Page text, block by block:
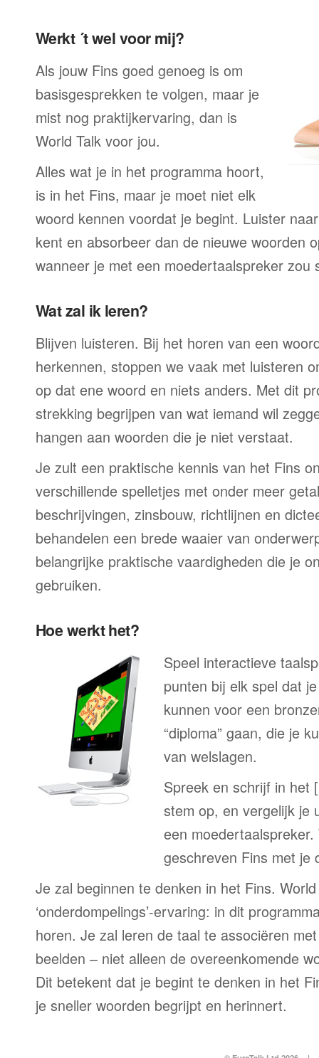
Werkt ´t wel voor mij?
Als jouw Fins goed genoeg is om
basisgesprekken te volgen, maar je
mist nog praktijkervaring, dan is
World Talk voor jou.
Alles wat je in het programma hoort,
is in het Fins, maar je moet niet elk
woord kennen voordat je begint. Luister
kent en absorbeer dan de nieuwe woorden
wanneer je met een moedertaalspreker zou
Wat zal ik leren?
Blijven luisteren. Bij het horen van een
herkennen, stoppen we vaak met luisteren
op dat ene woord en niets anders. Met dit
strekking begrijpen van wat iemand wil
hangen aan woorden die je niet verstaat.
Je zult een praktische kennis van het Fins
verschillende spelletjes met onder meer
beschrijvingen, zinsbouw, richtlijnen en
behandelen een brede waaier van
belangrijke praktische vaardigheden die je
gebruiken.
Hoe werkt het?
Speel interactieve
punten bij elk spel dat
kunnen voor een
“diploma” gaan, die je
van welslagen.
Spreek en schrijf in het
stem op, en vergelijk je
een
geschreven Fins met je
Je zal beginnen te denken in het Fins.
‘onderdompelings’-ervaring: in dit
horen. Je zal leren de taal te associëren
beelden – niet alleen de overeenkomende
Dit betekent dat je begint te denken in het
je sneller woorden begrijpt en herinnert.